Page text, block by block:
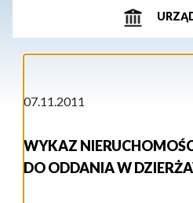
07.11.2011
WYKAZ
DO ODDANIA W